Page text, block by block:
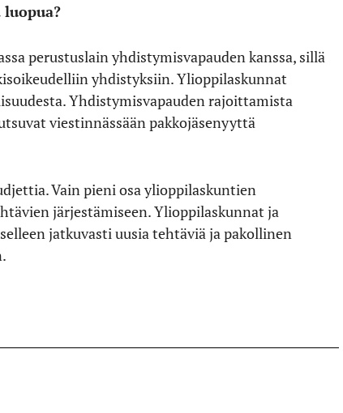
perustuslain yhdistymisvapauden kanssa, sillä
yhdistyksiin. Ylioppilaskunnat
Yhdistymisvapauden rajoittamista
viestinnässään pakkojäsenyyttä
Vain pieni osa ylioppilaskuntien
järjestämiseen. Ylioppilaskunnat ja
jatkuvasti uusia tehtäviä ja pakollinen